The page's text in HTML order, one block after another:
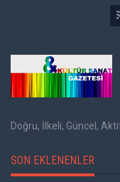
Doğru, İlkeli, Güncel,
SON EKLENENLER